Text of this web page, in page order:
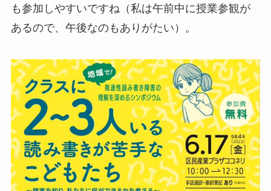
も参加しやすいですね（私は午前中に授業参観が
あるので、午後なのもありがたい）。